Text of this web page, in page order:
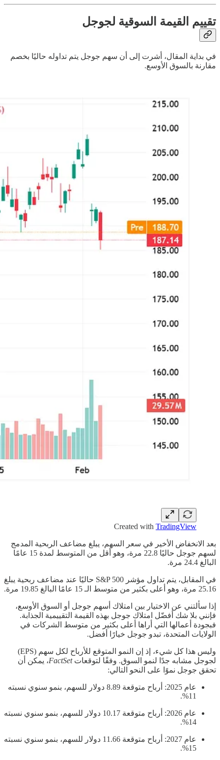
تقييم القيمة السوقية لجوجل
في بداية المقال، أشرت إلى أن سهم جوجل يتم تداوله حاليًا بخصم
مقارنة بالسوق الأوسع.
Created with TradingView
بعد الانخفاض الأخير في سعر السهم، يبلغ مضاعف الربحية المدمج
لسهم جوجل حاليًا 22.8 مرة، وهو أقل من المتوسط لمدة 15 عامًا
البالغ 24.4 مرة.
في المقابل، يتم تداول مؤشر S&P 500 حاليًا عند مضاعف ربحية يبلغ
25.16 مرة، وهو أعلى بكثير من متوسط الـ 15 عامًا البالغ 19.85 مرة.
إذا سألتني عن الاختيار بين امتلاك أسهم جوجل أو السوق الأوسع،
فإنني بلا شك أفضّل امتلاك جوجل بهذه القيمة التقييمية الجذابة.
فبجودة أعمالها التي أراها أعلى بكثير من متوسط الشركات في
الولايات المتحدة، تبدو جوجل خيارًا أفضل.
وليس هذا كل شيء، إذ إن النمو المتوقع للأرباح لكل سهم (EPS)
لجوجل مشابه جدًا لنمو السوق. وفقًا لتوقعاتFactSet، يمكن أن
تحقق جوجل نموًا على النحو التالي:
عام 2025: أرباح متوقعة 8.89 دولار للسهم، بنمو سنوي نسبته
11%.
عام 2026: أرباح متوقعة 10.17 دولار للسهم، بنمو سنوي نسبته
14%.
عام 2027: أرباح متوقعة 11.66 دولار للسهم، بنمو سنوي نسبته
15%.